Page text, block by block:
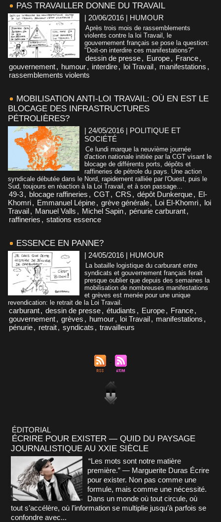
PAS TRAVAILLER DONNE DU TRAVAIL
| 20/06/2016 | HUMOUR
Après trois mois de rassemblements
violents contre la loi Travail, le
gouvernement français se pose la question:
"Doit-on interdire ces manifestations?"
dessin de presse, Europe, France,
gouvernement, humour, interdire, loi Travail, manifestations ,
rassemblements violents
MOBILISATION ANTI-LOI TRAVAIL: OÙ EN EST LE
BLOCAGE DES INFRASTRUCTURES
PÉTROLIÈRES?
| 24/05/2016 | POLITIQUE ET
SOCIÉTÉ
Ce lundi marque la neuvième journée
d'action nationale initiée par la CGT visant le
blocage de différents ports, dépôts et
raffineries de pétrole du pays. Une action
syndicale débutée dans le Nord, rapidement ralliée par l'Ouest, puis le
Sud, toujours en réaction à la Loi Travail, et à son passage...
49-3, blocage raffineries , CGT, CRS, dépôt Dunkerque, El-
Khomri, Emmanuel Lépine, grève générale, Loi El-Khomri, loi
Travail, Manuel Valls , Michel Sapin, pénurie carburant,
raffineries , stations essence
ESSENCE EN PANNE?
| 24/05/2016 | HUMOUR
La bataille logistique du carburant entre
syndicats et gouvernement français ferait
presque oublier que depuis des semaines la
mobilisation de nombreuses manifestations
et grèves est menée pour une unique
revendication: le retrait de la Loi Travail.
carburant, dessin de presse, étudiants , Europe, France,
gouvernement, grèves , humour, loi Travail, manifestations ,
pénurie, retrait, syndicats , travailleurs
ÉDITORIAL
ÉCRIRE POUR EXISTER — QUID DU PAYSAGE
JOURNALISTIQUE AU XXIE SIÈCLE
“Les mots sont notre matière
première.” — Marguerite Duras Écrire
pour exister. Non pas comme une
formule, mais comme une nécessité.
Dans un monde où tout circule, où
tout s’accélère, où l’information se multiplie jusqu’à parfois se
confondre avec...